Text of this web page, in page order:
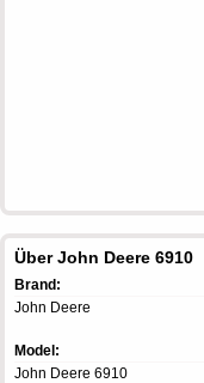
Über John Deere 6910
Brand:
John Deere
Model:
John Deere 6910